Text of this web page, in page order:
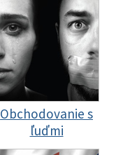
Obchodovanie s
ľuďmi